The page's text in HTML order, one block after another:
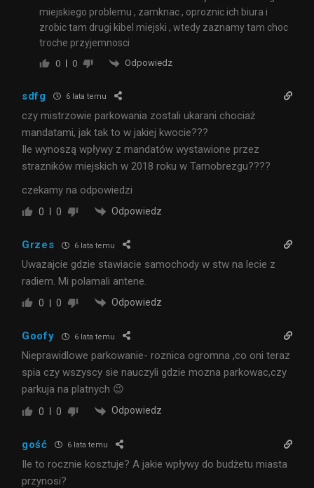
miejskiego problemu , zamknac , oproznic ich biura i
zrobic tam drugi kibel miejski , wtedy zaznamy tam choc
troche przyjemnosci
0 0 Odpowiedz
sdfg 6 lata temu
czy mistrzowie parkowania zostali ukarani chociaż
mandatami, jak tak to w jakiej kwocie???
Ile wynoszą wpływy z mandatów wystawione przez
strazników miejskich w 2018 roku w Tarnobrezgu????
czekamy na odpowiedzi
0 0 Odpowiedz
Grzes 6 lata temu
Uwazajcie gdzie stawiacie samochody w stw na lecie z
radiem. Mi polamali antene.
0 0 Odpowiedz
Goofy 6 lata temu
Nieprawidlowe parkowanie- roznica ogromna ,co oni teraz
spia czy wszyscy sie nauczyli gdzie mozna parkowac,czy
parkuja na platnych 😉
0 0 Odpowiedz
gość 6 lata temu
Ile to rocznie kosztuje? A jakie wpływy do budżetu miasta
przynosi?